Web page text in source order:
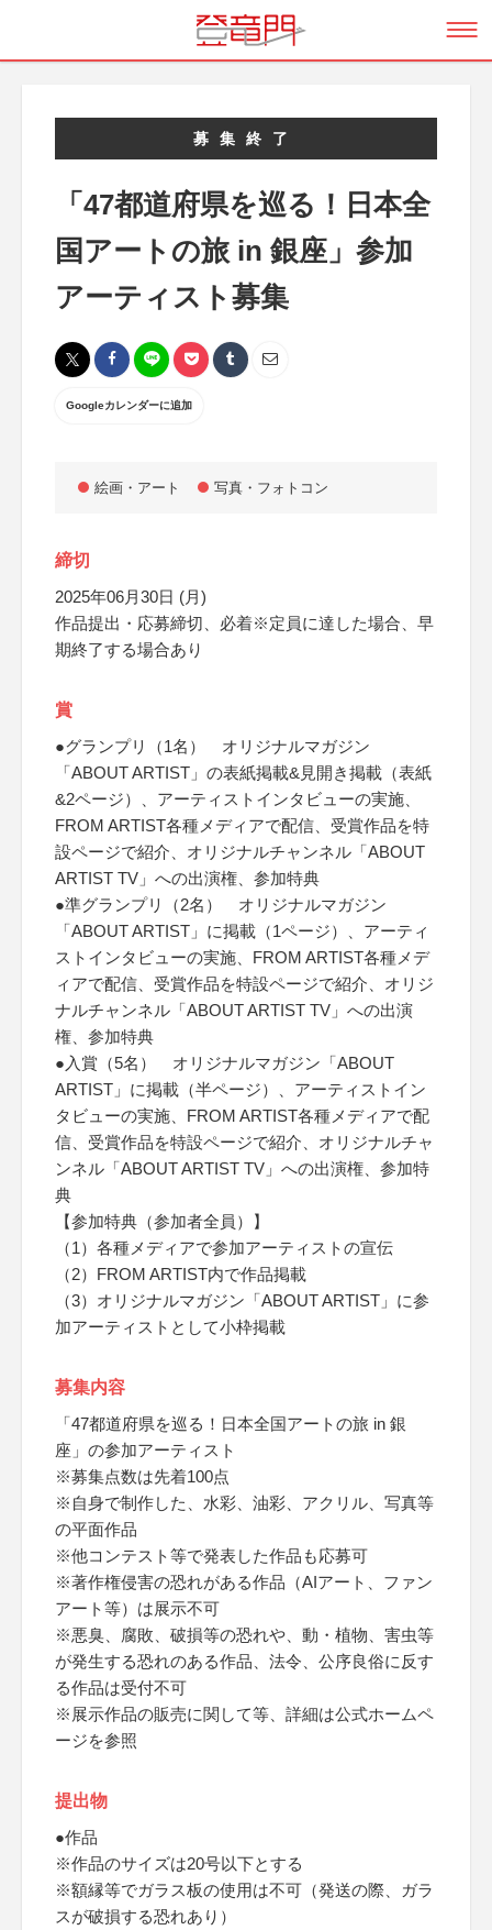
募集終了
「47都道府県を巡る！日本全
国アートの旅 in 銀座」参加
アーティスト募集
Googleカレンダーに追加
絵画・アート 写真・フォトコン
締切
2025年06月30日 (月)
作品提出・応募締切、必着※定員に達した場合、早
期終了する場合あり
賞
●グランプリ（1名） オリジナルマガジン
「ABOUT ARTIST」の表紙掲載&見開き掲載（表紙
&2ページ）、アーティストインタビューの実施、
FROM ARTIST各種メディアで配信、受賞作品を特
設ページで紹介、オリジナルチャンネル「ABOUT
ARTIST TV」への出演権、参加特典
●準グランプリ（2名） オリジナルマガジン
「ABOUT ARTIST」に掲載（1ページ）、アーティ
ストインタビューの実施、FROM ARTIST各種メデ
ィアで配信、受賞作品を特設ページで紹介、オリジ
ナルチャンネル「ABOUT ARTIST TV」への出演
権、参加特典
●入賞（5名） オリジナルマガジン「ABOUT
ARTIST」に掲載（半ページ）、アーティストイン
タビューの実施、FROM ARTIST各種メディアで配
信、受賞作品を特設ページで紹介、オリジナルチャ
ンネル「ABOUT ARTIST TV」への出演権、参加特
典
【参加特典（参加者全員）】
（1）各種メディアで参加アーティストの宣伝
（2）FROM ARTIST内で作品掲載
（3）オリジナルマガジン「ABOUT ARTIST」に参
加アーティストとして小枠掲載
募集内容
「47都道府県を巡る！日本全国アートの旅 in 銀
座」の参加アーティスト
※募集点数は先着100点
※自身で制作した、水彩、油彩、アクリル、写真等
の平面作品
※他コンテスト等で発表した作品も応募可
※著作権侵害の恐れがある作品（AIアート、ファン
アート等）は展示不可
※悪臭、腐敗、破損等の恐れや、動・植物、害虫等
が発生する恐れのある作品、法令、公序良俗に反す
る作品は受付不可
※展示作品の販売に関して等、詳細は公式ホームペ
ージを参照
提出物
●作品
※作品のサイズは20号以下とする
※額縁等でガラス板の使用は不可（発送の際、ガラ
スが破損する恐れあり）